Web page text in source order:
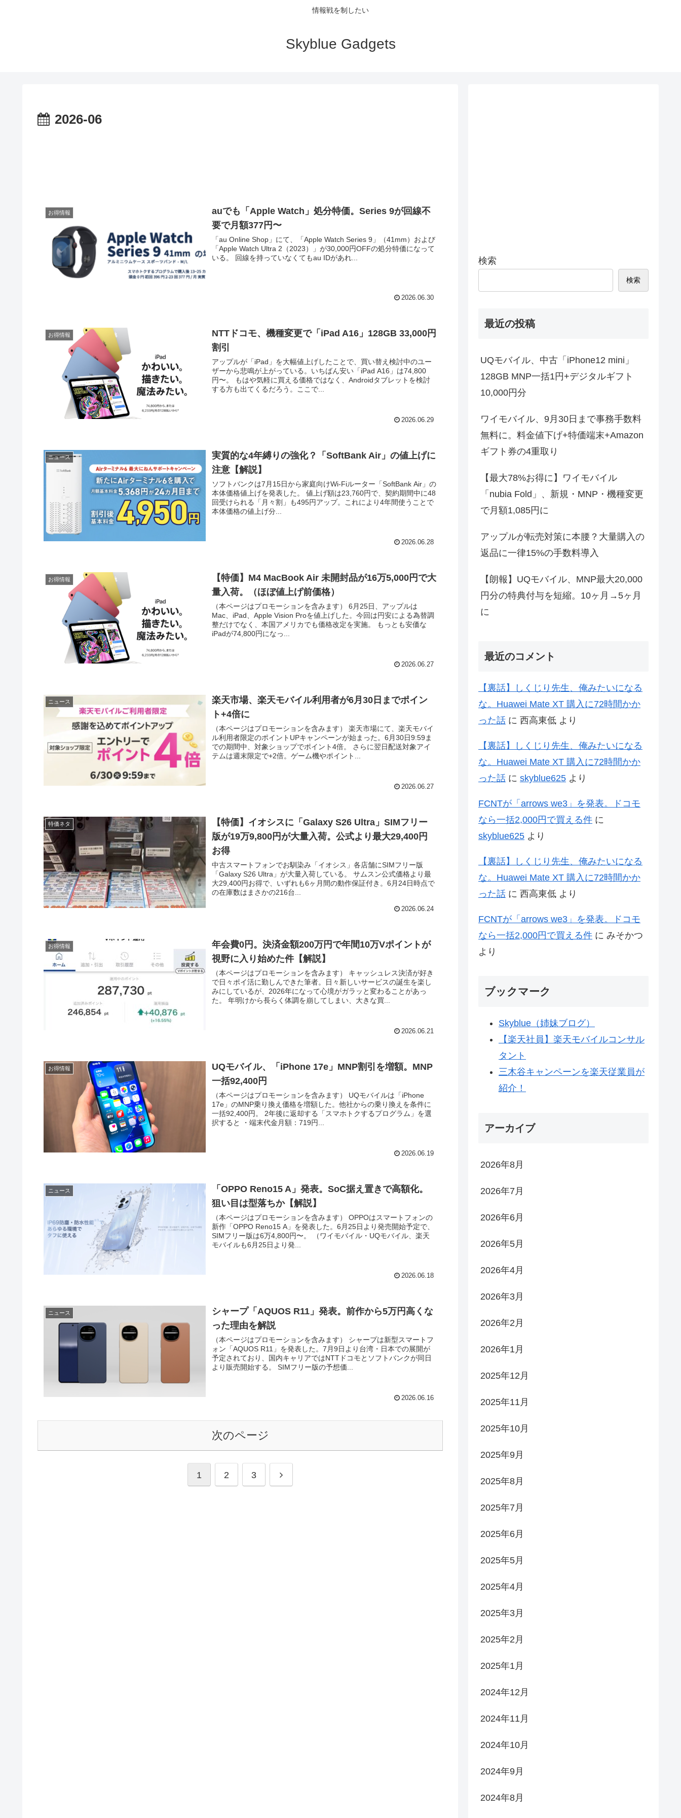
情報戦を制したい
Skyblue Gadgets
2026-06
お得情報
auでも「Apple Watch」処分特価。Series 9が回線不
要で月額377円〜
「au Online Shop」にて、「Apple Watch Series 9」（41mm）および
「Apple Watch Ultra 2（2023）」が30,000円OFFの処分特価になって
いる。 回線を持っていなくてもau IDがあれ...
2026.06.30
お得情報
NTTドコモ、機種変更で「iPad A16」128GB 33,000円
割引
アップルが「iPad」を大幅値上げしたことで、買い替え検討中のユー
ザーから悲鳴が上がっている。いちばん安い「iPad A16」は74,800
円〜。 もはや気軽に買える価格ではなく、Androidタブレットを検討
する方も出てくるだろう。ここで...
2026.06.29
ニュース
実質的な4年縛りの強化？「SoftBank Air」の値上げに
注意【解説】
ソフトバンクは7月15日から家庭向けWi-Fiルーター「SoftBank Air」の
本体価格値上げを発表した。 値上げ額は23,760円で、契約期間中に48
回受けられる「月々割」も495円アップ。これにより4年間使うことで
本体価格の値上げ分...
2026.06.28
お得情報
【特価】M4 MacBook Air 未開封品が16万5,000円で大
量入荷。（ほぼ値上げ前価格）
（本ページはプロモーションを含みます） 6月25日、アップルは
Mac、iPad、Apple Vision Proを値上げした。今回は円安による為替調
整だけでなく、本国アメリカでも価格改定を実施。 もっとも安価な
iPadが74,800円になっ...
2026.06.27
ニュース
楽天市場、楽天モバイル利用者が6月30日までポイン
ト+4倍に
（本ページはプロモーションを含みます） 楽天市場にて、楽天モバイ
ル利用者限定のポイントUPキャンペーンが始まった。6月30日9:59ま
での期間中、対象ショップでポイント4倍。 さらに翌日配送対象アイ
テムは週末限定で+2倍。ゲーム機やポイント...
2026.06.27
特価ネタ
【特価】イオシスに「Galaxy S26 Ultra」SIMフリー
版が19万9,800円が大量入荷。公式より最大29,400円
お得
中古スマートフォンでお馴染み「イオシス」各店舗にSIMフリー版
「Galaxy S26 Ultra」が大量入荷している。 サムスン公式価格より最
大29,400円お得で、いずれも6ヶ月間の動作保証付き。6月24日時点で
の在庫数はまさかの216台...
2026.06.24
お得情報
年会費0円。決済金額200万円で年間10万Vポイントが
視野に入り始めた件【解説】
（本ページはプロモーションを含みます） キャッシュレス決済が好き
で日々ポイ活に勤しんできた筆者。日々新しいサービスの誕生を楽し
みにしているが、2026年になって心境がガラッと変わることがあっ
た。 年明けから長らく体調を崩してしまい、大きな買...
2026.06.21
お得情報
UQモバイル、「iPhone 17e」MNP割引を増額。MNP
一括92,400円
（本ページはプロモーションを含みます） UQモバイルは「iPhone
17e」のMNP乗り換え価格を増額した。他社からの乗り換えを条件に
一括92,400円。 2年後に返却する「スマホトクするプログラム」を選
択すると ・端末代金月額：719円...
2026.06.19
ニュース
「OPPO Reno15 A」発表。SoC据え置きで高額化。
狙い目は型落ちか【解説】
（本ページはプロモーションを含みます） OPPOはスマートフォンの
新作「OPPO Reno15 A」を発表した。6月25日より発売開始予定で、
SIMフリー版は6万4,800円〜。 （ワイモバイル・UQモバイル、楽天
モバイルも6月25日より発...
2026.06.18
ニュース
シャープ「AQUOS R11」発表。前作から5万円高くな
った理由を解説
（本ページはプロモーションを含みます） シャープは新型スマートフ
ォン「AQUOS R11」を発表した。7月9日より台湾・日本での展開が
予定されており、国内キャリアではNTTドコモとソフトバンクが同日
より販売開始する。 SIMフリー版の予想価...
2026.06.16
次のページ
1 2 3 次
検索
検索
最近の投稿
UQモバイル、中古「iPhone12 mini」
128GB MNP一括1円+デジタルギフト
10,000円分
ワイモバイル、9月30日まで事務手数料
無料に。料金値下げ+特価端末+Amazon
ギフト券の4重取り
【最大78%お得に】ワイモバイル
「nubia Fold」、新規・MNP・機種変更
で月額1,085円に
アップルが転売対策に本腰？大量購入の
返品に一律15%の手数料導入
【朗報】UQモバイル、MNP最大20,000
円分の特典付与を短縮。10ヶ月→5ヶ月
に
最近のコメント
【裏話】しくじり先生、俺みたいになる
な。Huawei Mate XT 購入に72時間かか
った話 に 西高東低 より
【裏話】しくじり先生、俺みたいになる
な。Huawei Mate XT 購入に72時間かか
った話 に skyblue625 より
FCNTが「arrows we3」を発表。ドコモ
なら一括2,000円で買える件 に
skyblue625 より
【裏話】しくじり先生、俺みたいになる
な。Huawei Mate XT 購入に72時間かか
った話 に 西高東低 より
FCNTが「arrows we3」を発表。ドコモ
なら一括2,000円で買える件 に みそかつ
より
ブックマーク
Skyblue（姉妹ブログ）
【楽天社員】楽天モバイルコンサル
タント
三木谷キャンペーンを楽天従業員が
紹介！
アーカイブ
2026年8月
2026年7月
2026年6月
2026年5月
2026年4月
2026年3月
2026年2月
2026年1月
2025年12月
2025年11月
2025年10月
2025年9月
2025年8月
2025年7月
2025年6月
2025年5月
2025年4月
2025年3月
2025年2月
2025年1月
2024年12月
2024年11月
2024年10月
2024年9月
2024年8月